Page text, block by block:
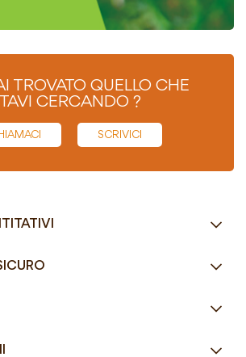
TROVATO QUELLO CHE
CERCANDO ?
SCRIVICI
PREVENTIVO